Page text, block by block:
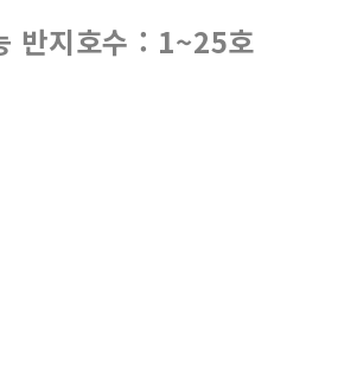
반지호수 : 1~25호